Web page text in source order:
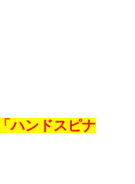
「ハンドスピナ